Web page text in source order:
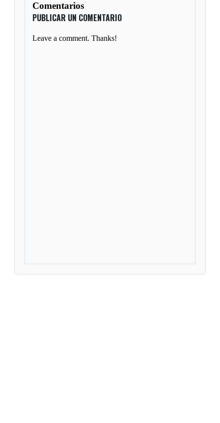
Comentarios
PUBLICAR UN COMENTARIO
Leave a comment. Thanks!